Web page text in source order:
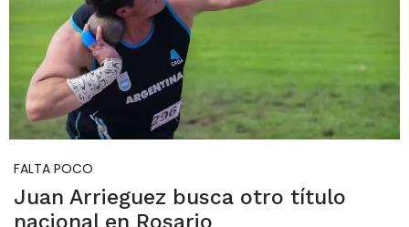
FALTA POCO
Juan Arrieguez busca otro título